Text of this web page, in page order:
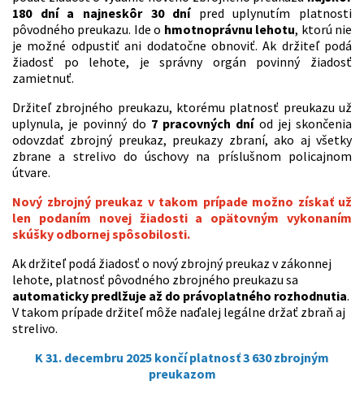
180 dní a najneskôr 30 dnípred uplynutím platnosti
pôvodného preukazu. Ide o hmotnoprávnu lehotu, ktorú nie
je možné odpustiť ani dodatočne obnoviť. Ak držiteľ podá
žiadosť po lehote, je správny orgán povinný žiadosť
zamietnuť.
Držiteľ zbrojného preukazu, ktorému platnosť preukazu už
uplynula, je povinný do 7 pracovných dníod jej skončenia
odovzdať zbrojný preukaz, preukazy zbraní, ako aj všetky
zbrane a strelivo do úschovy na príslušnom policajnom
útvare.
Nový zbrojný preukaz v takom prípade možno získať už
len podaním novej žiadosti a opätovným vykonaním
skúšky odbornej spôsobilosti.
Ak držiteľ podá žiadosť o nový zbrojný preukaz v zákonnej
lehote, platnosť pôvodného zbrojného preukazu sa
automaticky predlžuje až do právoplatného rozhodnutia.
V takom prípade držiteľ môže naďalej legálne držať zbraň aj
strelivo.
K 31. decembru 2025 končí platnosť 3 630 zbrojným
preukazom